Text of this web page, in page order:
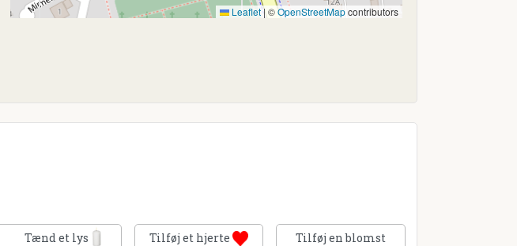
Leaflet|©OpenStreetMapcontributors
Tænd et lys Tilføj et hjerte Tilføj en blomst